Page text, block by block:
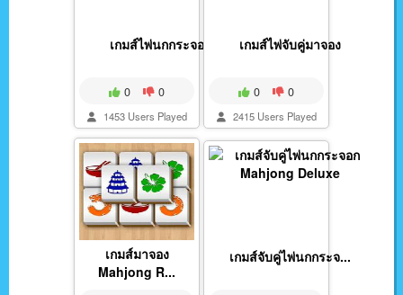
เกมส์ไพ่นกกระจอก
0 0
1453 Users Played
เกมส์ไพ่จับคู่มาจอง
0 0
2415 Users Played
เกมส์มาจอง
Mahjong R...
เกมส์จับคู่ไพ่นกกระจ...